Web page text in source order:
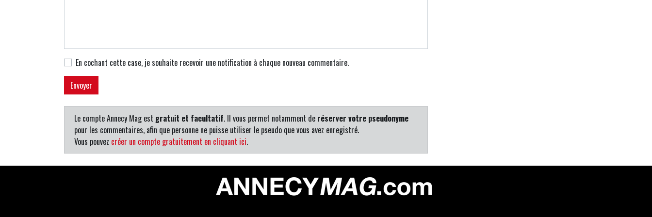
En cochant cette case, je souhaite recevoir une notification à chaque nouveau commentaire.
Le compte Annecy Mag est gratuit et facultatif. Il vous permet notamment de réserver votre pseudonyme
pour les commentaires, afin que personne ne puisse utiliser le pseudo que vous avez enregistré.
Vous pouvez créer un compte gratuitement en cliquant ici.